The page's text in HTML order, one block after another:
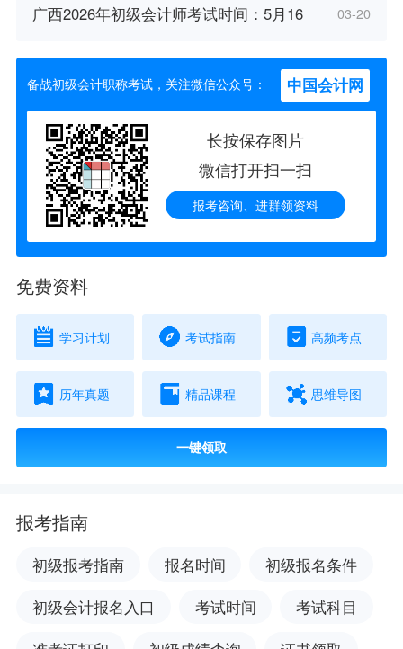
广西2026年初级会计师考试时间：5月16 03-20
备战初级会计职称考试，关注微信公众号： 中国会计网
长按保存图片
微信打开扫一扫
报考咨询、进群领资料
免费资料
学习计划 考试指南 高频考点
历年真题 精品课程 思维导图
一键领取
报考指南
初级报考指南 报名时间
初级报名条件
初级会计报名入口
考试时间
考试科目